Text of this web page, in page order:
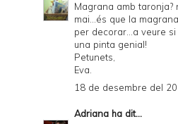
Magrana amb
mai...és que la
per decorar...a veure
una pinta genial!
Petunets,
Eva.
18 de desembre del
Adriana ha dit...